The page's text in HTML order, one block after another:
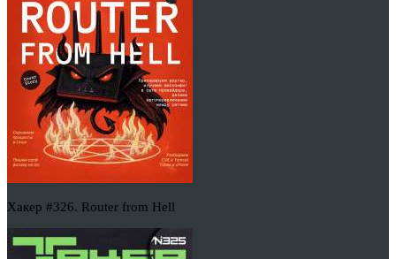
Хакер #326. Router from Hell